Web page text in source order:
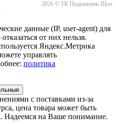
2026 © ТК Подшипник Шоп
данные (IP, user-agent) для
от них нельзя.
Яндекс.Метрика
управлять
политика
с поставками из-за
цена товара может быть
Надеемся на Ваше понимание.